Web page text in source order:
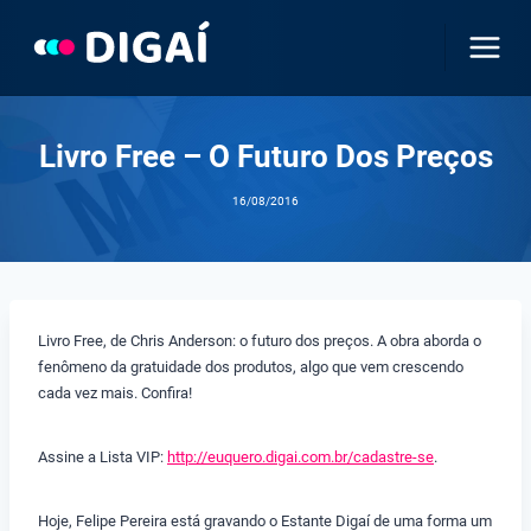
Livro Free – O Futuro Dos Preços
16/08/2016
Livro Free, de Chris Anderson: o futuro dos preços. A obra aborda o
fenômeno da gratuidade dos produtos, algo que vem crescendo
cada vez mais. Confira!
Assine a Lista VIP: http://euquero.digai.com.br/cadastre-se.
Hoje, Felipe Pereira está gravando o Estante Digaí de uma forma um